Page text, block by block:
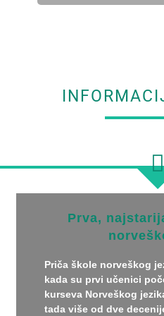
Prva,
Priča škole norveškog
kada su prvi učenici
kurseva Norveškog
tada više od dve